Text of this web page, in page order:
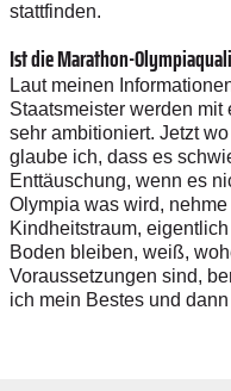
stattfinden.
Ist die Marathon-
Laut meinen
Staatsmeister werden mit
sehr ambitioniert. Jetzt
glaube ich, dass es
Enttäuschung, wenn es
Olympia was wird,
Kindheitstraum,
Boden bleiben, weiß,
Voraussetzungen sind,
ich mein Bestes und